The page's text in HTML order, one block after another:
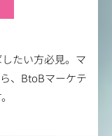
たい方必見。マ
、BtoBマーケテ